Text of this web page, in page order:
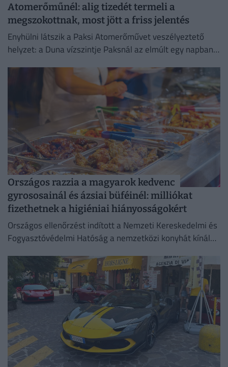
Atomerőműnél: alig tizedét termeli a
megszokottnak, most jött a friss jelentés
Enyhülni látszik a Paksi Atomerőművet veszélyeztető
helyzet: a Duna vízszintje Paksnál az elmúlt egy napban
Országos razzia a magyarok kedvenc
gyrososainál és ázsiai büféinél: milliókat
fizethetnek a higiéniai hiányosságokért
Országos ellenőrzést indított a Nemzeti Kereskedelmi és
Fogyasztóvédelmi Hatóság a nemzetközi konyhát kínáló